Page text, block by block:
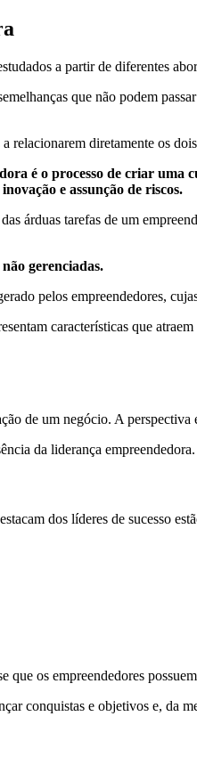
a partir de diferentes
que não podem
relacionarem diretamente os
é o processo de criar uma
e assunção de riscos.
árduas tarefas de um
gerenciadas.
pelos empreendedores,
características que
de um negócio. A
da liderança empreendedora.
dos líderes de sucesso
que os empreendedores
conquistas e objetivos e, da